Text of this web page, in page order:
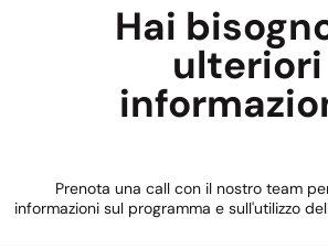
Hai
ulteriori
Prenota una call con il nostro team
informazioni sul programma e sull'utilizzo